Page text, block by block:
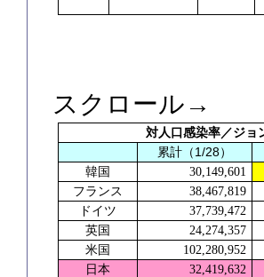
スクロール→
対人口感染率／ジョ
累計（ 1/28）
韓国
30,149,601
フランス
38,467,819
ドイツ
37,739,472
英国
24,274,357
米国
102,280,952
日本
32,419,632